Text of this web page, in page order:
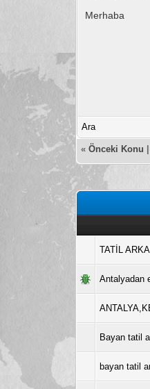
Merhaba
Ara
«Önceki Konu
TATİL
Antalyadan
Bayan tatil
bayan tatil